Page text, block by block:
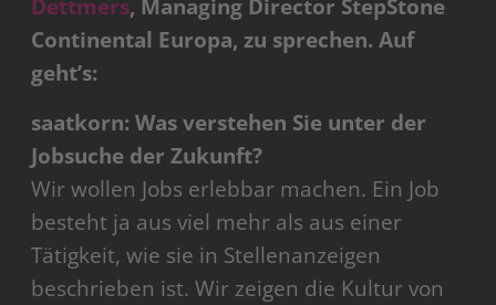
Dettmers, Managing Director StepStone
Continental Europa, zu sprechen. Auf
geht’s:
saatkorn: Was verstehen Sie unter der
Jobsuche der Zukunft?
Wir wollen Jobs erlebbar machen. Ein Job
besteht ja aus viel mehr als aus einer
Tätigkeit, wie sie in Stellenanzeigen
beschrieben ist. Wir zeigen die Kultur von